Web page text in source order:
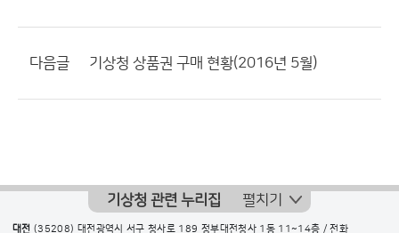
다음글 기상청 상품권 구매 현황(2016년 5월)
기상청 관련 누리집 펼치기
대전 (35208) 대전광역시 서구 청사로 189 정부대전청사 1동 11~14층 / 전화